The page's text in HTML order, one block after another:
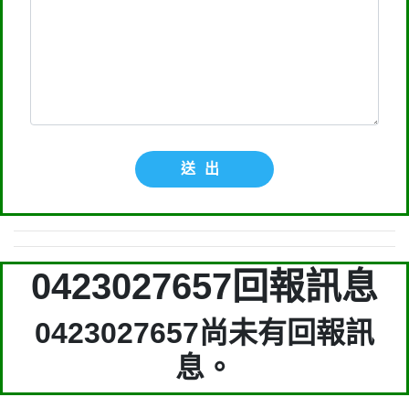
送出
0423027657回報訊息
0423027657尚未有回報訊
息。